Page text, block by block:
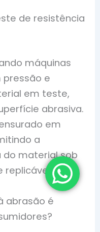
de resistência
máquinas
e
em teste,
abrasiva.
em
a
do material sob
replicáveis.
abrasão é